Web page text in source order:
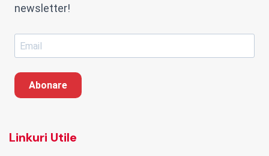
newsletter!
Abonare
Linkuri Utile